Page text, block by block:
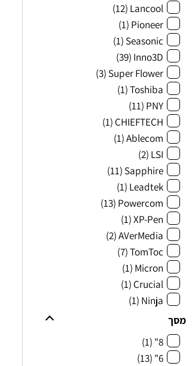
Lancool
(12)
Pioneer
(1)
Seasonic
(1)
Inno3D
(39)
Super Flower
(3)
Toshiba
(1)
PNY
(11)
CHIEFTECH
(1)
Ablecom
(1)
LSI
(2)
Sapphire
(11)
Leadtek
(1)
Powercom
(13)
XP-Pen
(1)
AVerMedia
(2)
TomToc
(7)
Micron
(1)
Crucial
(1)
Ninja
(1)
מסך
8"
(1)
6"
(13)